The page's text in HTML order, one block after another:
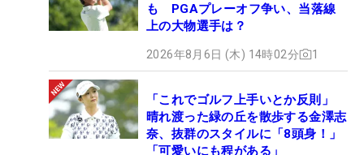
も PGAプレーオフ争い、当落線
上の大物選手は？
2026年8月6日 (木) 14時02分 1
「これでゴルフ上手いとか反則」
晴れ渡った緑の丘を散歩する金澤志
奈、抜群のスタイルに「8頭身！」
「可愛いにも程がある」